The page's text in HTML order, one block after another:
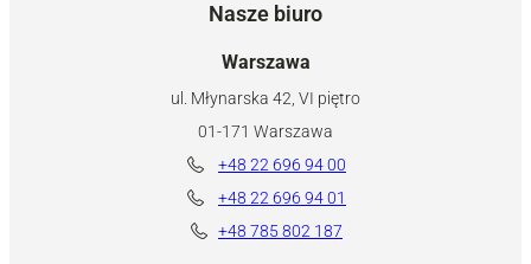
Nasze biuro
Warszawa
ul. Młynarska 42, VI piętro
01-171 Warszawa
+48 22 696 94 00
+48 22 696 94 01
+48 785 802 187